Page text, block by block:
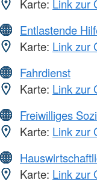
Karte: Link zur
Entlastende
Karte: Link zur
Fahrdienst
Karte: Link zur
Freiwilliges
Karte: Link zur
Karte: Link zur